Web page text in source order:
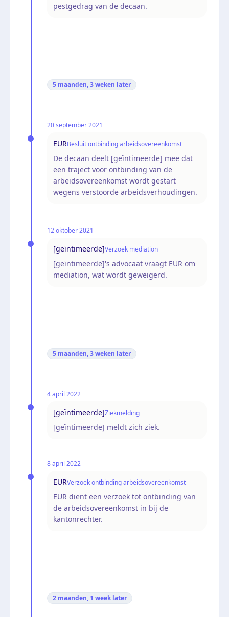
pestgedrag van de decaan.
5 maanden, 3 weken later
20 september 2021
EURBesluit ontbinding arbeidsovereenkomst
De decaan deelt [geïntimeerde] mee dat
een traject voor ontbinding van de
arbeidsovereenkomst wordt gestart
wegens verstoorde arbeidsverhoudingen.
12 oktober 2021
[geïntimeerde]Verzoek mediation
[geïntimeerde]'s advocaat vraagt EUR om
mediation, wat wordt geweigerd.
5 maanden, 3 weken later
4 april 2022
[geïntimeerde]Ziekmelding
[geïntimeerde] meldt zich ziek.
8 april 2022
EURVerzoek ontbinding arbeidsovereenkomst
EUR dient een verzoek tot ontbinding van
de arbeidsovereenkomst in bij de
kantonrechter.
2 maanden, 1 week later